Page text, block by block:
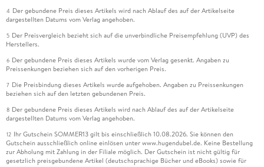
4 Der gebundene Preis dieses Artikels wird nach Ablauf des auf der Artikelseite
dargestellten Datums vom Verlag angehoben.
5 Der Preisvergleich bezieht sich auf die unverbindliche Preisempfehlung (UVP) des
Herstellers.
6 Der gebundene Preis dieses Artikels wurde vom Verlag gesenkt. Angaben zu
Preissenkungen beziehen sich auf den vorherigen Preis.
7 Die Preisbindung dieses Artikels wurde aufgehoben. Angaben zu Preissenkungen
beziehen sich auf den letzten gebundenen Preis.
8 Der gebundene Preis dieses Artikels wird nach Ablauf des auf der Artikelseite
dargestellten Datums vom Verlag angehoben.
12 Ihr Gutschein SOMMER13 gilt bis einschließlich 10.08.2026. Sie können den
Gutschein ausschließlich online einlösen unter www.hugendubel.de. Keine Bestellung
zur Abholung mit Zahlung in der Filiale möglich. Der Gutschein ist nicht gültig für
gesetzlich preisgebundene Artikel (deutschsprachige Bücher und eBooks) sowie für